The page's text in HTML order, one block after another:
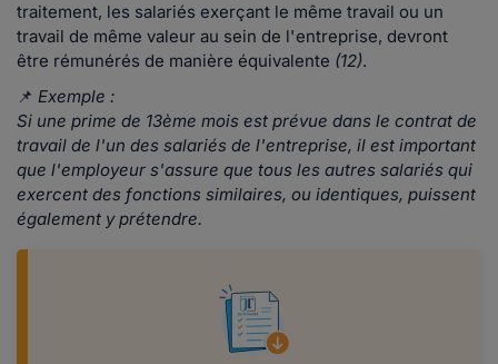
traitement, les salariés exerçant le même travail ou un
travail de même valeur au sein de l'entreprise, devront
être rémunérés de manière équivalente (12).
📌 Exemple :
Si une prime de 13ème mois est prévue dans le contrat de
travail de l'un des salariés de l'entreprise, il est important
que l'employeur s'assure que tous les autres salariés qui
exercent des fonctions similaires, ou identiques, puissent
également y prétendre.